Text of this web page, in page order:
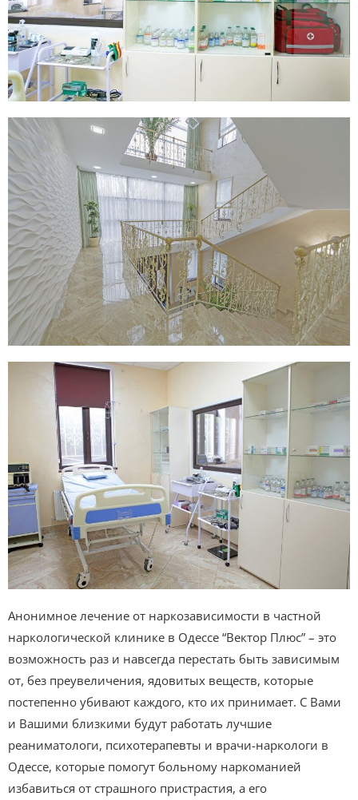
Анонимное лечение от наркозависимости в частной
наркологической клинике в Одессе “Вектор Плюс” – это
возможность раз и навсегда перестать быть зависимым
от, без преувеличения, ядовитых веществ, которые
постепенно убивают каждого, кто их принимает. С Вами
и Вашими близкими будут работать лучшие
реаниматологи, психотерапевты и врачи-наркологи в
Одессе, которые помогут больному наркоманией
избавиться от страшного пристрастия, а его